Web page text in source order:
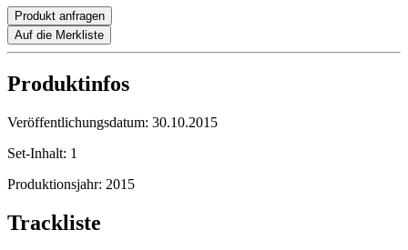
Produkt anfragen
Auf die Merkliste
Produktinfos
Veröffentlichungsdatum: 30.10.2015
Set-Inhalt: 1
Produktionsjahr: 2015
Trackliste